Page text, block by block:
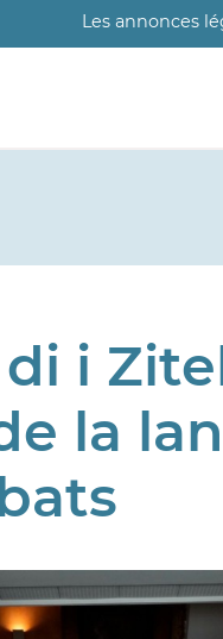
Les annonces
i
la